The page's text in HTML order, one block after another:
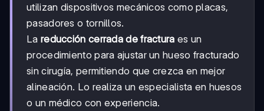
utilizan dispositivos mecánicos como placas,
pasadores o tornillos.
La reducción cerrada de fractura es un
procedimiento para ajustar un hueso fracturado
sin cirugía, permitiendo que crezca en mejor
alineación. Lo realiza un especialista en huesos
o un médico con experiencia.